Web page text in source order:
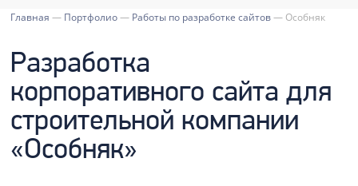
Главная — Портфолио— Работы по разработке сайтов— Особняк
Разработка
корпоративного сайта для
строительной компании
«Особняк»